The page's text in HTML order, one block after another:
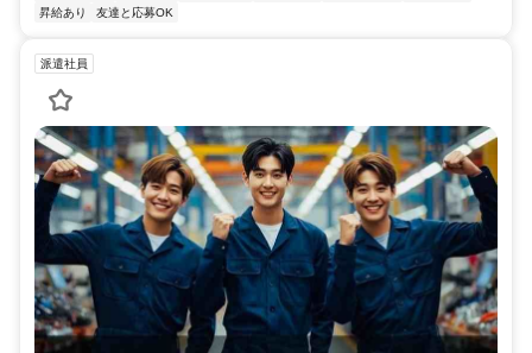
昇給あり
友達と応募OK
派遣社員